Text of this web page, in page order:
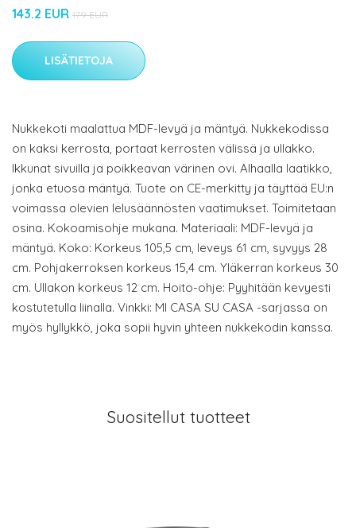
143.2 EUR 179 EUR
LISÄTIETOJA
Nukkekoti maalattua MDF-levyä ja mäntyä. Nukkekodissa
on kaksi kerrosta, portaat kerrosten välissä ja ullakko.
Ikkunat sivuilla ja poikkeavan värinen ovi. Alhaalla laatikko,
jonka etuosa mäntyä. Tuote on CE-merkitty ja täyttää EU:n
voimassa olevien lelusäännösten vaatimukset. Toimitetaan
osina. Kokoamisohje mukana. Materiaali: MDF-levyä ja
mäntyä. Koko: Korkeus 105,5 cm, leveys 61 cm, syvyys 28
cm. Pohjakerroksen korkeus 15,4 cm. Yläkerran korkeus 30
cm. Ullakon korkeus 12 cm. Hoito-ohje: Pyyhitään kevyesti
kostutetulla liinalla. Vinkki: MI CASA SU CASA -sarjassa on
myös hyllykkö, joka sopii hyvin yhteen nukkekodin kanssa.
Suositellut tuotteet